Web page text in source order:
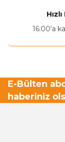
16:00’a
E-Bülten
haberiniz